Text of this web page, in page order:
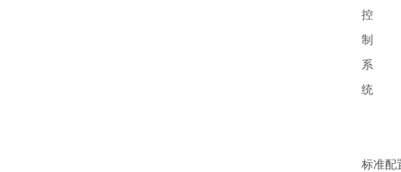
控
制
系
统
标准配